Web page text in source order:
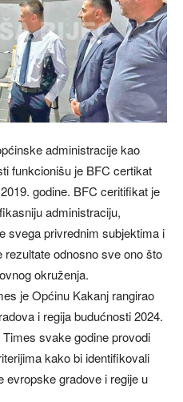
administracije kao
funkcionišu je BFC certikat
godine. BFC ceritifikat je
administraciju,
svega privrednim subjektima i
odnosno sve ono što
okruženja.
je Općinu Kakanj rangirao
i regija budućnosti 2024.
svake godine provodi
kako bi identifikovali
evropske gradove i regije u